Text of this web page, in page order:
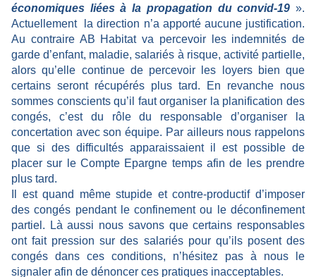
économiques liées à la propagation du convid-19 ».
Actuellement la direction n’a apporté aucune justification.
Au contraire AB Habitat va percevoir les indemnités de
garde d’enfant, maladie, salariés à risque, activité partielle,
alors qu’elle continue de percevoir les loyers bien que
certains seront récupérés plus tard. En revanche nous
sommes conscients qu’il faut organiser la planification des
congés, c’est du rôle du responsable d’organiser la
concertation avec son équipe. Par ailleurs nous rappelons
que si des difficultés apparaissaient il est possible de
placer sur le Compte Epargne temps afin de les prendre
plus tard.
Il est quand même stupide et contre-productif d’imposer
des congés pendant le confinement ou le déconfinement
partiel. Là aussi nous savons que certains responsables
ont fait pression sur des salariés pour qu’ils posent des
congés dans ces conditions, n’hésitez pas à nous le
signaler afin de dénoncer ces pratiques inacceptables.